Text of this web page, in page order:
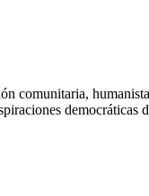
comunitaria,
democráticas